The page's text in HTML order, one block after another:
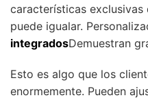
características
puede igualar.
integradosDemuestran
Esto es algo que los
enormemente. Pueden